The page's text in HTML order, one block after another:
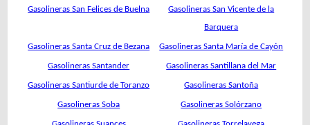
Gasolineras San Felices de Buelna
Gasolineras San Vicente de la
Barquera
Gasolineras Santa Cruz de Bezana Gasolineras Santa María de Cayón
Gasolineras Santander Gasolineras Santillana del Mar
Gasolineras Santiurde de Toranzo Gasolineras Santoña
Gasolineras Soba Gasolineras Solórzano